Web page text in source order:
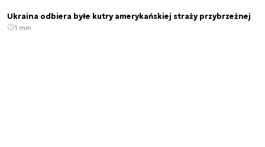
Ukraina odbiera byłe kutry amerykańskiej straży przybrzeżnej
1 min.